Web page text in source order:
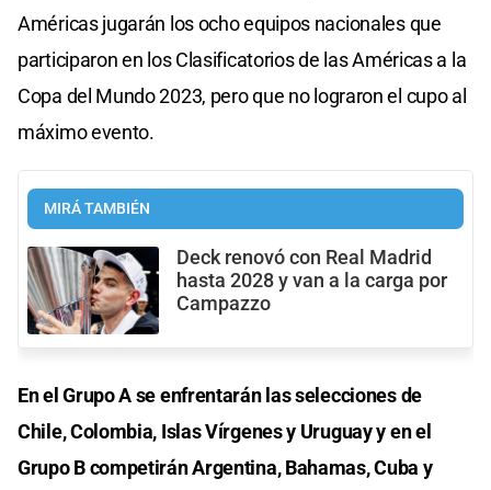
Américas jugarán los ocho equipos nacionales que
participaron en los Clasificatorios de las Américas a la
Copa del Mundo 2023, pero que no lograron el cupo al
máximo evento.
MIRÁ TAMBIÉN
Deck renovó con Real Madrid
hasta 2028 y van a la carga por
Campazzo
En el Grupo A se enfrentarán las selecciones de
Chile, Colombia, Islas Vírgenes y Uruguay y en el
Grupo B competirán Argentina, Bahamas, Cuba y